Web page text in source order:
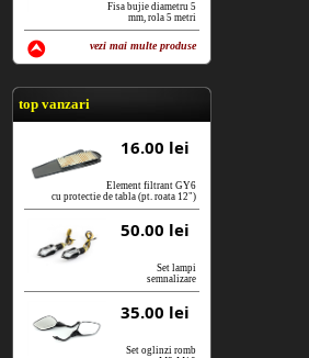
Fisa bujie diametru 5
mm, rola 5 metri
vezi mai multe produse
vezi produse
top vanzari
16.00 lei
Element filtrant GY6
cu protectie de tabla (pt. roata 12")
50.00 lei
Set lampi
semnalizare
35.00 lei
Set oglinzi romb